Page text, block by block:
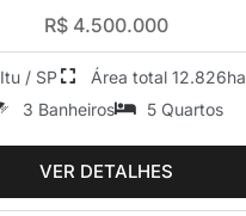
R$ 4.500.000
Itu / SP
Área total 12.826ha
3 Banheiros
5 Quartos
VER DETALHES